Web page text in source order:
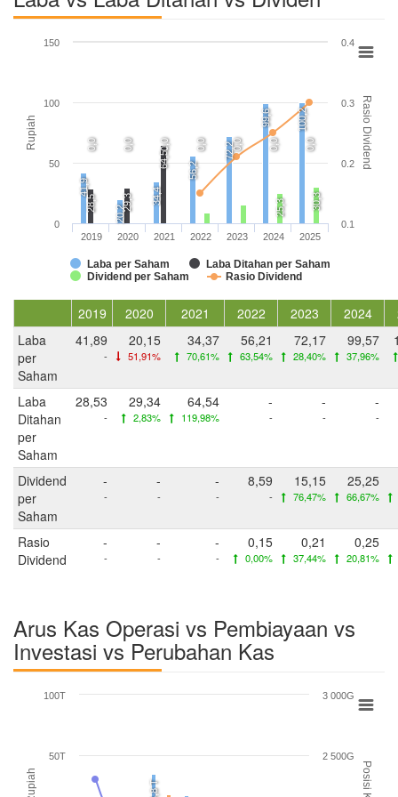
Rupiah Rasio Dividend
41,9
20,2
34,4
56,2
72,2
99,6 100,2
28,5 29,3
64,5
0,0 0,0 0,0 0,0
0,0 0,0 0,0
25,3 30,3
Laba per Saham
Laba Ditahan per Saham
Dividend per Saham
Rasio Dividend
2019 2020 2021 2022 2023 2024 2025
0
50
100
150
0.1
0.2
0.3
0.4
2019 2020 2021 2022 2023 2024
Laba
per
Saham
41,89
-
20,15
51,91%
34,37
70,61%
56,21
63,54%
72,17
28,40%
99,57
37,96%
Laba
Ditahan
per
Saham
28,53
-
29,34
2,83%
64,54
119,98%
-
-
-
-
-
-
Dividend
per
Saham
-
-
-
-
-
-
8,59
-
15,15
76,47%
25,25
66,67%
Rasio
Dividend
-
-
-
-
-
-
0,15
0,00%
0,21
37,44%
0,25
20,81%
Arus Kas Operasi vs Pembiayaan vs
Investasi vs Perubahan Kas
Rupiah Posisi Kas
50T
100T
2 500G
3 000G